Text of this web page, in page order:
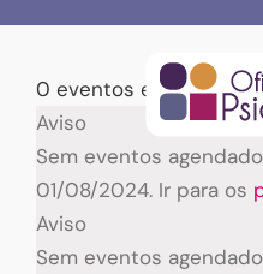
content0 eventos
Eventos
for
01/08/
Aviso
Sem eventos
01/08/2024. Ir para os
Aviso
Sem eventos